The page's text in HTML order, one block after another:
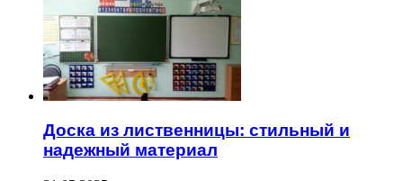
Доска из лиственницы: стильный и
надежный материал